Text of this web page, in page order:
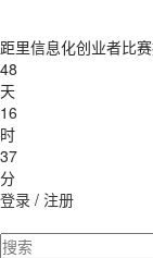
距里信息化创业者比
48
天
16
时
37
分
登录 / 注册